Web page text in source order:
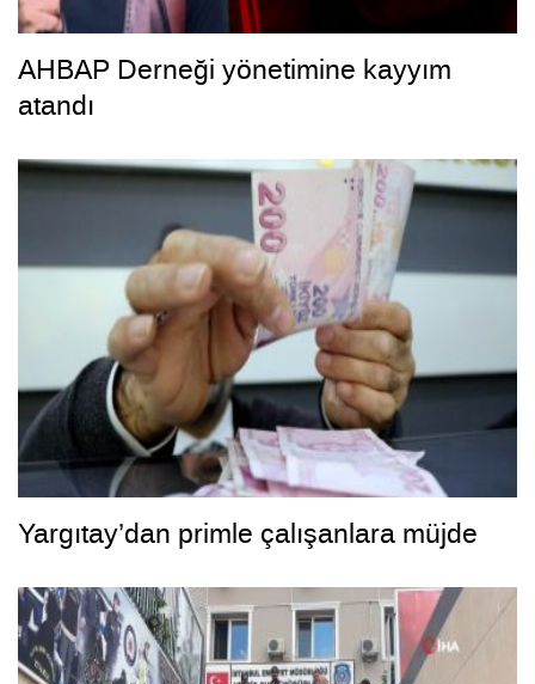
AHBAP Derneği yönetimine kayyım
atandı
Yargıtay’dan primle çalışanlara müjde